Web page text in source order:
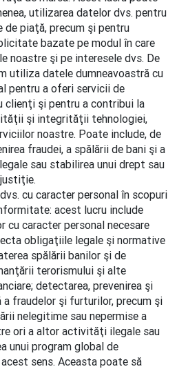
utilizarea datelor dvs. pentru
de piaţă, precum şi pentru
bazate pe modul în care
noastre şi pe interesele dvs. De
utiliza datele dumneavoastră cu
pentru a oferi servicii de
clienţi şi pentru a contribui la
şi integrităţii tehnologiei,
noastre. Poate include, de
fraudei, a spălării de bani şi a
sau stabilirea unui drept sau
cu caracter personal în scopuri
acest lucru include
cu caracter personal necesare
obligaţiile legale şi normative
spălării banilor şi de
terorismului şi alte
detectarea, prevenirea şi
a fraudelor şi furturilor, precum şi
nelegitime sau nepermise a
ori a altor activităţi ilegale sau
unui program global de
sens. Aceasta poate să